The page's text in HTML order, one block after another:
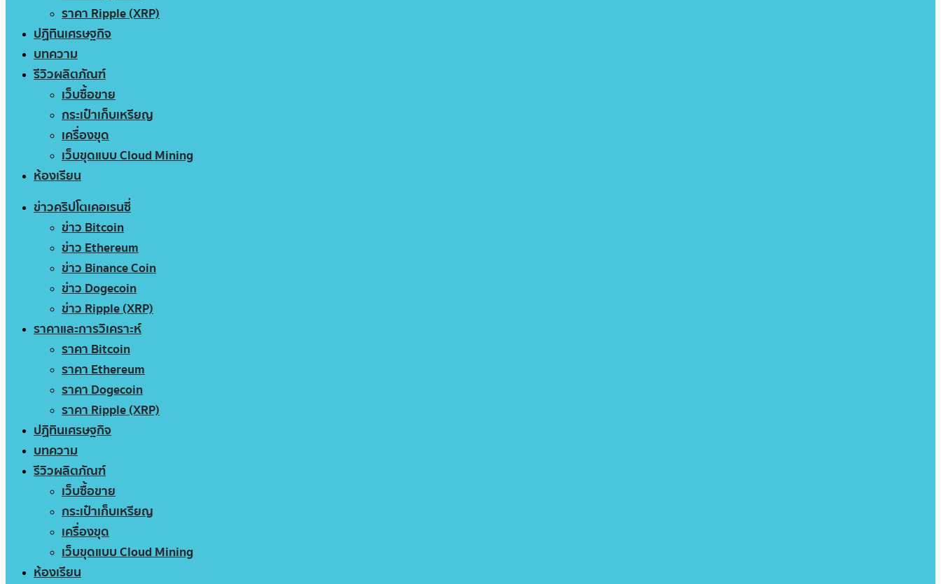
ราคา Ripple (XRP)
ปฏิทินเศรษฐกิจ
บทความ
รีวิวผลิตภัณฑ์
เว็บซื้อขาย
กระเป๋าเก็บเหรียญ
เครื่องขุด
เว็บขุดแบบ Cloud Mining
ห้องเรียน
ข่าวคริปโตเคอเรนซี่
ข่าว Bitcoin
ข่าว Ethereum
ข่าว Binance Coin
ข่าว Dogecoin
ข่าว Ripple (XRP)
ราคาและการวิเคราะห์
ราคา Bitcoin
ราคา Ethereum
ราคา Dogecoin
ราคา Ripple (XRP)
ปฏิทินเศรษฐกิจ
บทความ
รีวิวผลิตภัณฑ์
เว็บซื้อขาย
กระเป๋าเก็บเหรียญ
เครื่องขุด
เว็บขุดแบบ Cloud Mining
ห้องเรียน